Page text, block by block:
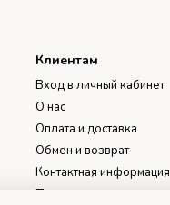
Клиентам
Вход в личный кабинет
О нас
Оплата и доставка
Обмен и возврат
Контактная информация
Пользовательское